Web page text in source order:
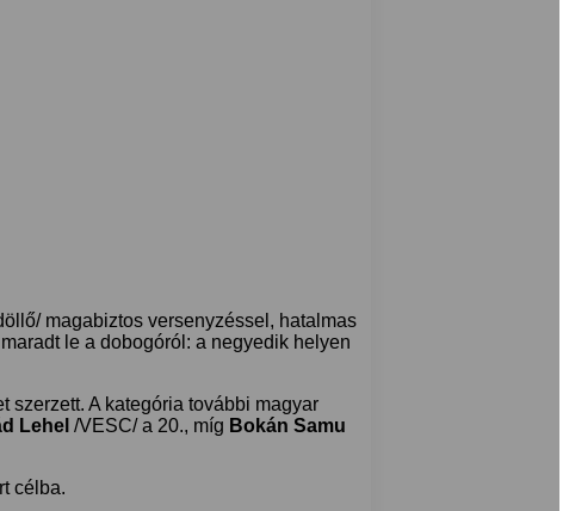
magabiztos versenyzéssel, hatalmas
le a dobogóról: a negyedik helyen
szerzett. A kategória további magyar
Lehel /VESC/ a 20., míg Bokán Samu
célba.